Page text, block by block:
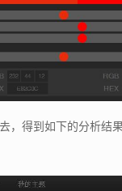
，得到如下的分析结